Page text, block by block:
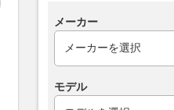
陸上兵器メーカーが艦艇に本格
参入!? 重火力な「次世代万能
フリゲート」を考案！ 北米に
2026.08.07 乗りものニュース
メーカー
モデル